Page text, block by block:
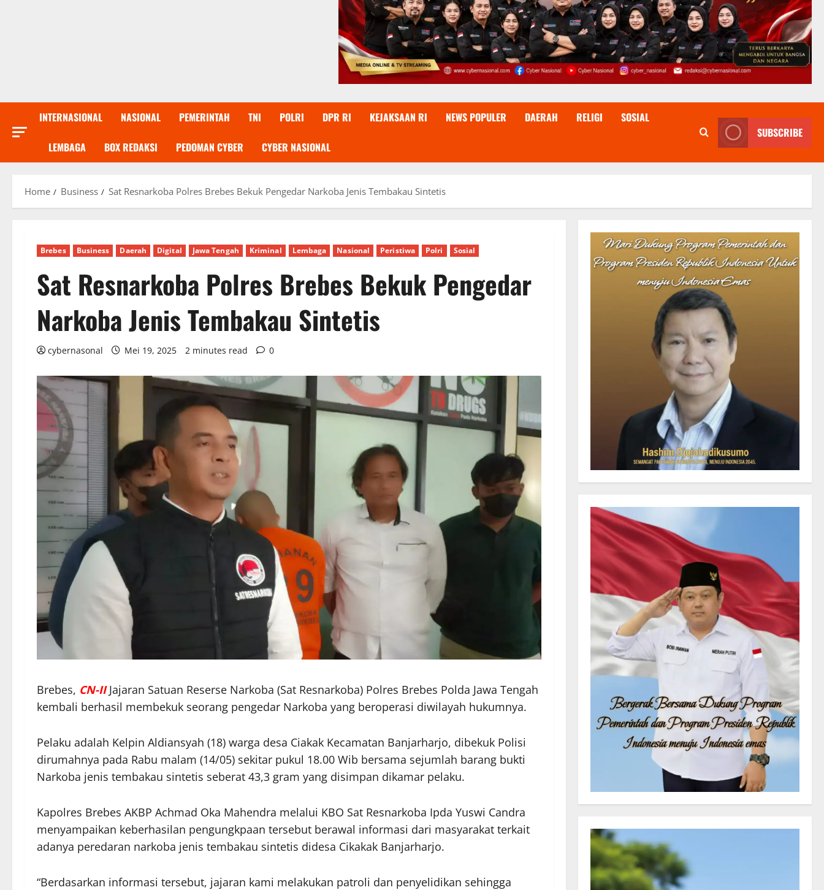
INTERNASIONAL NASIONAL PEMERINTAH TNI POLRI DPR RI KEJAKSAAN RI NEWS POPULER DAERAH RELIGI SOSIAL
LEMBAGA BOX REDAKSI PEDOMAN CYBER CYBER NASIONAL
SUBSCRIBE
Home Business Sat Resnarkoba Polres Brebes Bekuk Pengedar Narkoba Jenis Tembakau Sintetis
Brebes Business Daerah Digital Jawa Tengah Kriminal Lembaga Nasional Peristiwa Polri Sosial
Sat Resnarkoba Polres Brebes Bekuk Pengedar
Narkoba Jenis Tembakau Sintetis
cybernasonal Mei 19, 2025 2 minutes read 0
Brebes, CN-II Jajaran Satuan Reserse Narkoba (Sat Resnarkoba) Polres Brebes Polda Jawa Tengah
kembali berhasil membekuk seorang pengedar Narkoba yang beroperasi diwilayah hukumnya.
Pelaku adalah Kelpin Aldiansyah (18) warga desa Ciakak Kecamatan Banjarharjo, dibekuk Polisi
dirumahnya pada Rabu malam (14/05) sekitar pukul 18.00 Wib bersama sejumlah barang bukti
Narkoba jenis tembakau sintetis seberat 43,3 gram yang disimpan dikamar pelaku.
Kapolres Brebes AKBP Achmad Oka Mahendra melalui KBO Sat Resnarkoba Ipda Yuswi Candra
menyampaikan keberhasilan pengungkpaan tersebut berawal informasi dari masyarakat terkait
adanya peredaran narkoba jenis tembakau sintetis didesa Cikakak Banjarharjo.
“Berdasarkan informasi tersebut, jajaran kami melakukan patroli dan penyelidikan sehingga